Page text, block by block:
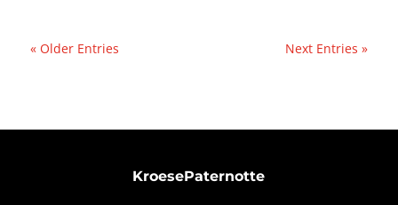
« Older Entries Next Entries »
KroesePaternotte